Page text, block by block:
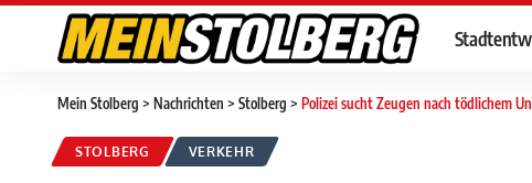
Mein Stolberg > Nachrichten > Stolberg > Polizei sucht Zeugen nach tödlichem
STOLBERG VERKEHR